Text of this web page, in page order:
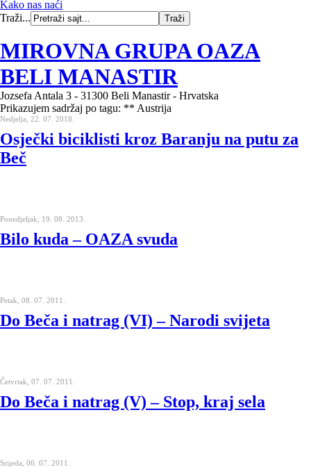
Kako nas naći
Traži...
MIROVNA GRUPA OAZA
BELI MANASTIR
Jozsefa Antala 3 - 31300 Beli Manastir - Hrvatska
Prikazujem sadržaj po tagu: ** Austrija
Nedjelja, 22. 07. 2018.
Osječki biciklisti kroz Baranju na putu za
Beč
Ponedjeljak, 19. 08. 2013.
Bilo kuda – OAZA svuda
Petak, 08. 07. 2011.
Do Beča i natrag (VI) – Narodi svijeta
Četvrtak, 07. 07. 2011.
Do Beča i natrag (V) – Stop, kraj sela
Srijeda, 06. 07. 2011.